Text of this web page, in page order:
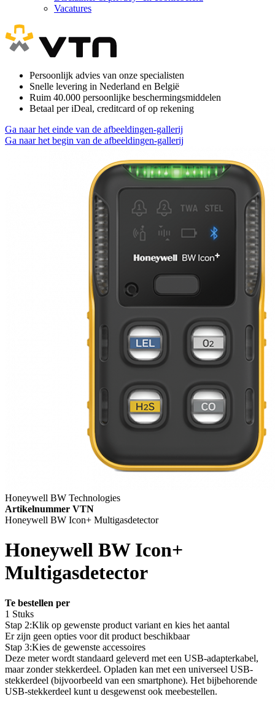
Vacatures
Persoonlijk advies van onze specialisten
Snelle levering in Nederland en België
Ruim 40.000 persoonlijke beschermingsmiddelen
Betaal per iDeal, creditcard of op rekening
Ga naar het einde van de afbeeldingen-gallerij
Ga naar het begin van de afbeeldingen-gallerij
Honeywell BW Technologies
Artikelnummer VTN
Honeywell BW Icon+ Multigasdetector
Honeywell BW Icon+
Multigasdetector
Te bestellen per
1 Stuks
Stap 2:Klik op gewenste product variant en kies het aantal
Er zijn geen opties voor dit product beschikbaar
Stap 3:Kies de gewenste accessoires
Deze meter wordt standaard geleverd met een USB-adapterkabel,
maar zonder stekkerdeel. Opladen kan met een universeel USB-
stekkerdeel (bijvoorbeeld van een smartphone). Het bijbehorende
USB-stekkerdeel kunt u desgewenst ook meebestellen.